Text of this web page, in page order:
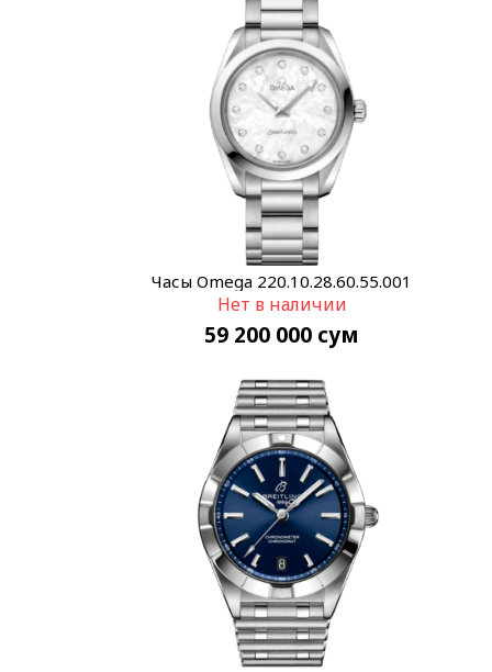
Часы Omega 220.10.28.60.55.001
Нет в наличии
59 200 000 сум